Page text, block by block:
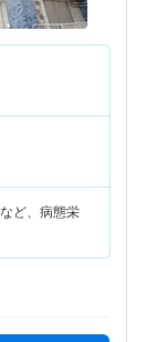
ど、病態栄